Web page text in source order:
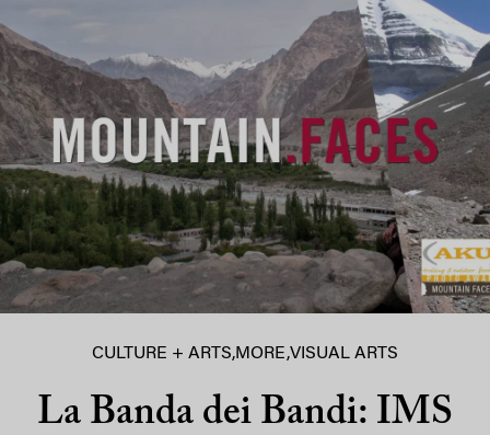
CULTURE + ARTS,MORE,VISUAL ARTS
La Banda dei Bandi: IMS